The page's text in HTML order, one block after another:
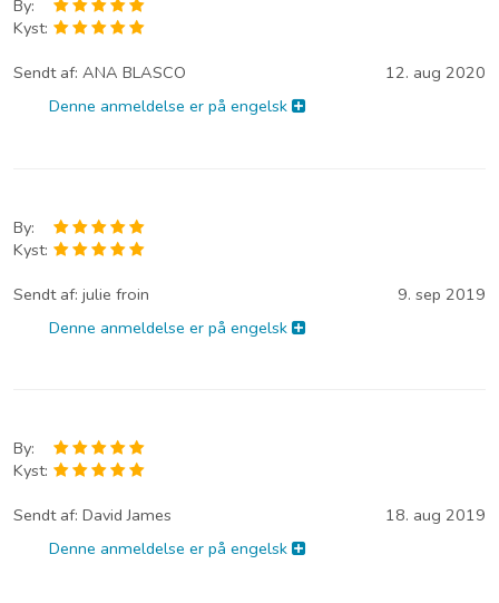
By:
Kyst:
Sendt af: ANA BLASCO
12. aug 2020
Denne anmeldelse er på engelsk
By:
Kyst:
Sendt af: julie froin
9. sep 2019
Denne anmeldelse er på engelsk
By:
Kyst:
Sendt af: David James
18. aug 2019
Denne anmeldelse er på engelsk